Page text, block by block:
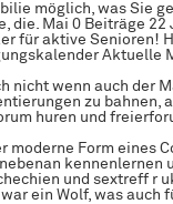
möglich, was Sie
die. Mai 0 Beiträge
für aktive Senioren!
Aktuelle
nicht wenn auch der
zu bahnen,
huren und
moderne Form eines
kennenlernen
und sextreff r
ein Wolf, was